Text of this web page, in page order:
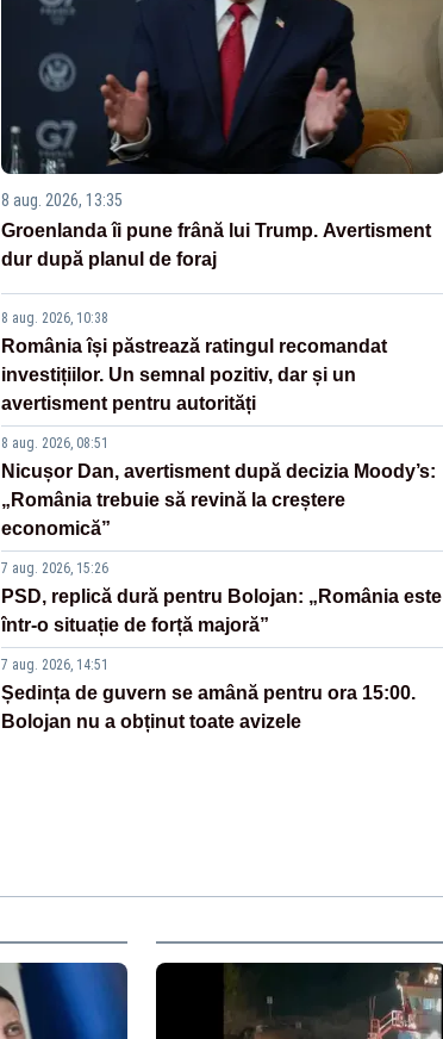
8 aug. 2026, 13:35
Groenlanda îi pune frână lui Trump. Avertisment
dur după planul de foraj
8 aug. 2026, 10:38
România își păstrează ratingul recomandat
investițiilor. Un semnal pozitiv, dar și un
avertisment pentru autorități
8 aug. 2026, 08:51
Nicușor Dan, avertisment după decizia Moody’s:
„România trebuie să revină la creștere
economică”
7 aug. 2026, 15:26
PSD, replică dură pentru Bolojan: „România este
într-o situație de forță majoră”
7 aug. 2026, 14:51
Ședința de guvern se amână pentru ora 15:00.
Bolojan nu a obținut toate avizele